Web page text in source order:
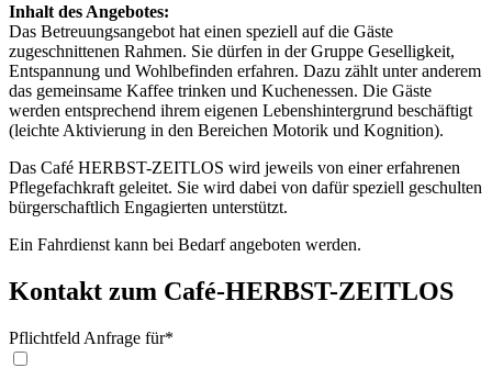
Inhalt des Angebotes:
Das Betreuungsangebot hat einen speziell auf die Gäste
zugeschnittenen Rahmen. Sie dürfen in der Gruppe Geselligkeit,
Entspannung und Wohlbefinden erfahren. Dazu zählt unter anderem
das gemeinsame Kaffee trinken und Kuchenessen. Die Gäste
werden entsprechend ihrem eigenen Lebenshintergrund beschäftigt
(leichte Aktivierung in den Bereichen Motorik und Kognition).
Das Café HERBST-ZEITLOS wird jeweils von einer erfahrenen
Pflegefachkraft geleitet. Sie wird dabei von dafür speziell geschulten
bürgerschaftlich Engagierten unterstützt.
Ein Fahrdienst kann bei Bedarf angeboten werden.
Kontakt zum Café-HERBST-ZEITLOS
Pflichtfeld Anfrage für*